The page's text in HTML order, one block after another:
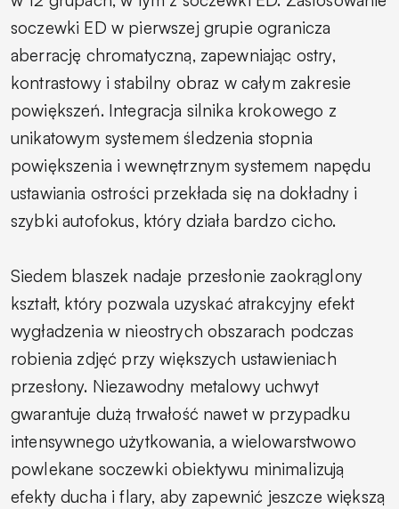
soczewki ED w pierwszej grupie ogranicza
aberrację chromatyczną, zapewniając ostry,
kontrastowy i stabilny obraz w całym zakresie
powiększeń. Integracja silnika krokowego z
unikatowym systemem śledzenia stopnia
powiększenia i wewnętrznym systemem napędu
ustawiania ostrości przekłada się na dokładny i
szybki autofokus, który działa bardzo cicho.
Siedem blaszek nadaje przesłonie zaokrąglony
kształt, który pozwala uzyskać atrakcyjny efekt
wygładzenia w nieostrych obszarach podczas
robienia zdjęć przy większych ustawieniach
przesłony. Niezawodny metalowy uchwyt
gwarantuje dużą trwałość nawet w przypadku
intensywnego użytkowania, a wielowarstwowo
powlekane soczewki obiektywu minimalizują
efekty ducha i flary, aby zapewnić jeszcze większą